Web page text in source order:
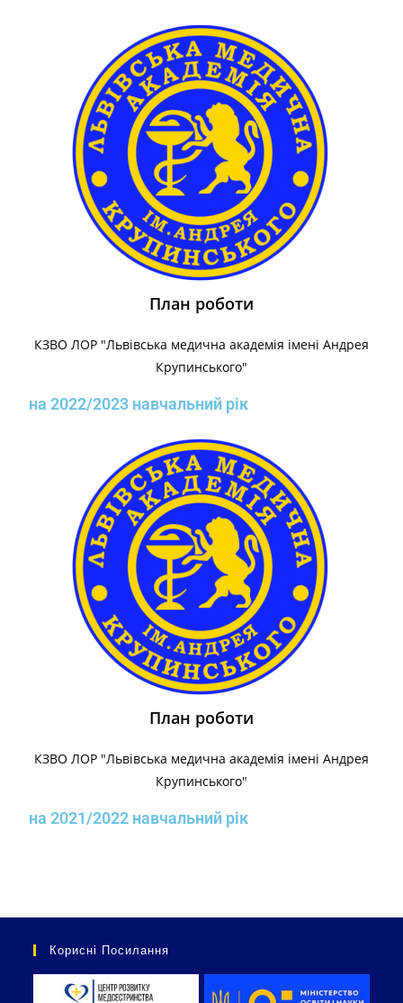
План роботи
КЗВО ЛОР "Львівська медична академія імені Андрея
Крупинського"
на 2022/2023 навчальний рік
План роботи
КЗВО ЛОР "Львівська медична академія імені Андрея
Крупинського"
на 2021/2022 навчальний рік
Корисні Посилання